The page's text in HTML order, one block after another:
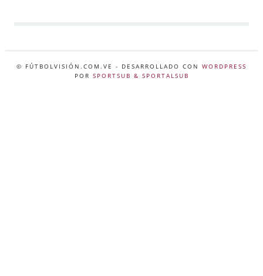
© FÚTBOLVISIÓN.COM.VE - DESARROLLADO CON WORDPRESS
POR SPORTSUB & SPORTALSUB